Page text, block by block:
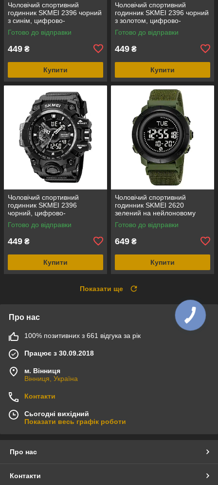
Чоловічий спортивний
годинник SKMEI 2396 чорний
з синім, цифрово-
аналоговий, водозахист 5
ATM
Готово до відправки
449 ₴
Купити
Чоловічий спортивний
годинник SKMEI 2396 чорний
з золотом, цифрово-
аналоговий, водозахист 5
ATM
Готово до відправки
449 ₴
Купити
Чоловічий спортивний
годинник SKMEI 2396
чорний, цифрово-
аналоговий, водозахист 5
ATM
Готово до відправки
449 ₴
Купити
Чоловічий спортивний
годинник SKMEI 2620
зелений на нейлоновому
ремінці з липучкою,
електронним компасом і
Готово до відправки
649 ₴
Купити
Показати ще
Про нас
100% позитивних з 661 відгука за рік
Працює з 30.09.2018
м. Вінниця
Вінниця, Україна
Контакти
Сьогодні вихідний
Показати весь графік роботи
Про нас
Контакти